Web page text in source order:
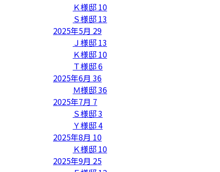
Ｋ様邸 10
Ｓ様邸 13
2025年5月 29
Ｊ様邸 13
Ｋ様邸 10
Ｔ様邸6
2025年6月 36
Ｍ様邸36
2025年7月 7
Ｓ様邸3
Ｙ様邸4
2025年8月 10
Ｋ様邸 10
2025年9月 25